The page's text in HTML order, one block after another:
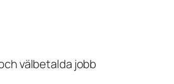
välbetalda jobb